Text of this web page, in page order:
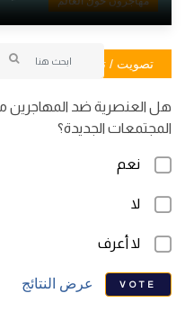
تصويت / تصويت
هل العنصرية ضد المهاجرين
المجتمعات الجديدة؟
نعم
لا
لا أعرف
VOTE عرض النتائج